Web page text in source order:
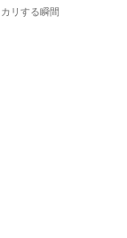
リする瞬間